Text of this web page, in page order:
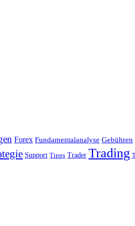
Forex Fundamentalanalyse Gebühren
Support Tipps Trader Trading